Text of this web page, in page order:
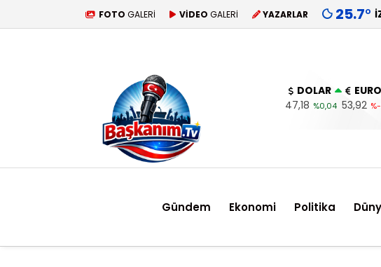
FOTO GALERİ VİDEO GALERİ YAZARLAR 25.7°
DOLAR
47,18 %0,04
EURO
53,92
Gündem Ekonomi Politika